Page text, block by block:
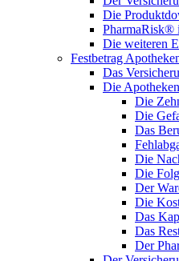
Die
PharmaRisk®
Die weiteren
Festbetrag
Das
Die
Die
Die
Das
Die
Die
Der
Die
Das
Das
Der